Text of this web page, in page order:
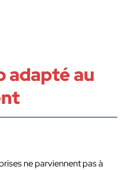
adapté au
ne parviennent pas à